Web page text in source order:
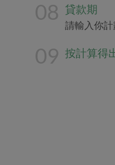
08 貸款期
請輸入你
09 按計算得